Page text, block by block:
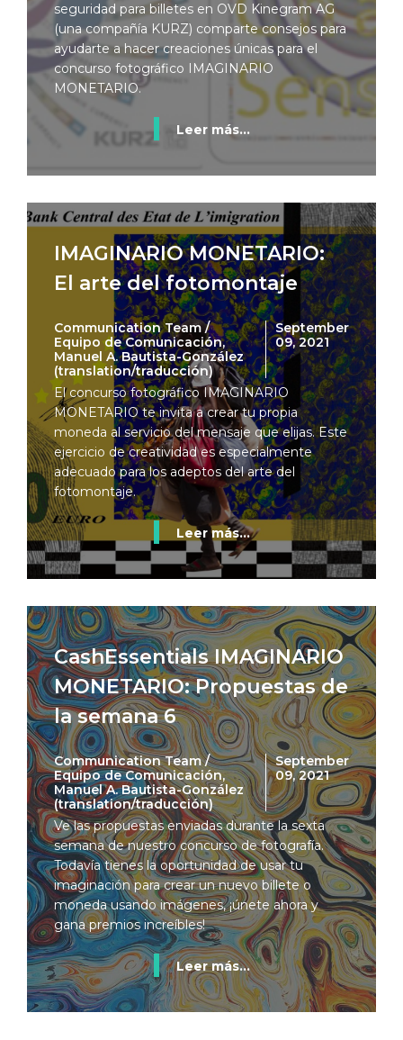
seguridad para billetes en OVD Kinegram AG
(una compañía KURZ) comparte consejos para
ayudarte a hacer creaciones únicas para el
concurso fotográfico IMAGINARIO
MONETARIO.
Leer más...
IMAGINARIO MONETARIO:
El arte del fotomontaje
Communication Team /
Equipo de Comunicación,
Manuel A. Bautista-González
(translation/traducción)
September
09, 2021
El concurso fotográfico IMAGINARIO
MONETARIO te invita a crear tu propia
moneda al servicio del mensaje que elijas. Este
ejercicio de creatividad es especialmente
adecuado para los adeptos del arte del
fotomontaje.
Leer más...
CashEssentials IMAGINARIO
MONETARIO: Propuestas de
la semana 6
Communication Team /
Equipo de Comunicación,
Manuel A. Bautista-González
(translation/traducción)
September
09, 2021
Ve las propuestas enviadas durante la sexta
semana de nuestro concurso de fotografía.
Todavía tienes la oportunidad de usar tu
imaginación para crear un nuevo billete o
moneda usando imágenes, ¡únete ahora y
gana premios increíbles!
Leer más...